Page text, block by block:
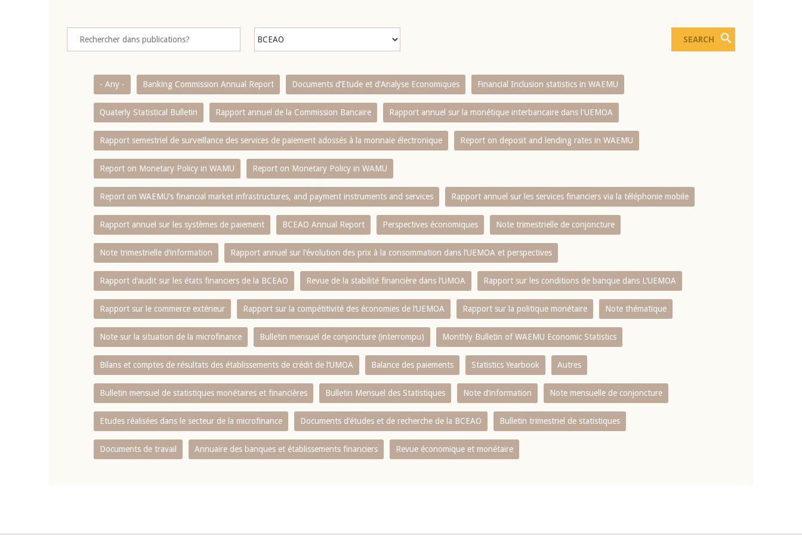
- Any - Banking Commission Annual Report Documents d’Etude et d’Analyse Economiques Financial Inclusion statistics in WAEMU
Quaterly Statistical Bulletin Rapport annuel de la Commission Bancaire Rapport annuel sur la monétique interbancaire dans l'UEMOA
Rapport semestriel de surveillance des services de paiement adossés à la monnaie électronique Report on deposit and lending rates in WAEMU
Report on Monetary Policy in WAMU Report on Monetary Policy in WAMU
Report on WAEMU’s financial market infrastructures, and payment instruments and services Rapport annuel sur les services financiers via la téléphonie mobile
Rapport annuel sur les systèmes de paiement BCEAO Annual Report Perspectives économiques Note trimestrielle de conjoncture
Note trimestrielle d‘information Rapport annuel sur l‘évolution des prix à la consommation dans l‘UEMOA et perspectives
Rapport d‘audit sur les états financiers de la BCEAO Revue de la stabilité financière dans l‘UMOA Rapport sur les conditions de banque dans L‘UEMOA
Rapport sur le commerce extérieur Rapport sur la compétitivité des économies de l‘UEMOA Rapport sur la politique monétaire Note thématique
Note sur la situation de la microfinance Bulletin mensuel de conjoncture (interrompu) Monthly Bulletin of WAEMU Economic Statistics
Bilans et comptes de résultats des établissements de crédit de l‘UMOA Balance des paiements Statistics Yearbook Autres
Bulletin mensuel de statistiques monétaires et financières Bulletin Mensuel des Statistiques Note d’information Note mensuelle de conjoncture
Etudes réalisées dans le secteur de la microfinance Documents d’études et de recherche de la BCEAO Bulletin trimestriel de statistiques
Documents de travail Annuaire des banques et établissements financiers Revue économique et monétaire